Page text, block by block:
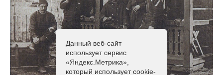
Данный веб-сайт
использует сервис
«Яндекс.Метрика»,
который использует cookie-